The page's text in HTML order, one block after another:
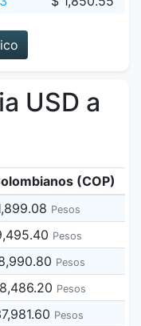
USD a
(COP)
Pesos
Pesos
Pesos
Pesos
Pesos